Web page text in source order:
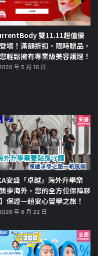
雙11.11超值優
場！滿額折扣、限時贈品，
輕鬆擁有專業級美容護理！
年 5 月 16 日
安盛「卓越」海外升學樂
築夢海外，您的全方位保障夥
保證一趟安心留學之旅！
年 6 月 22 日